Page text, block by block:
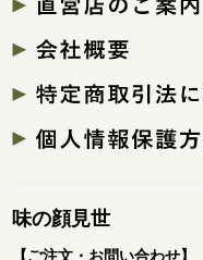
味の顔見世
【ご注文・お問い合わせ】